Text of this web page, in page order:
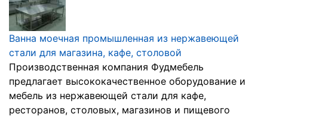
Ванна моечная промышленная из нержавеющей
стали для магазина, кафе, столовой
Производственная компания Фудмебель
предлагает высококачественное оборудование и
мебель из нержавеющей стали для кафе,
ресторанов, столовых, магазинов и пищевого